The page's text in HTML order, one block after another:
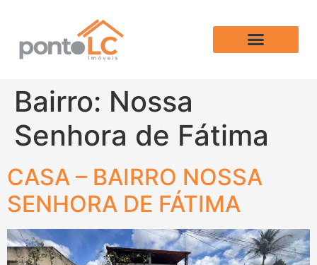
Bairro: Nossa
Senhora de Fátima
CASA – BAIRRO NOSSA
SENHORA DE FÁTIMA